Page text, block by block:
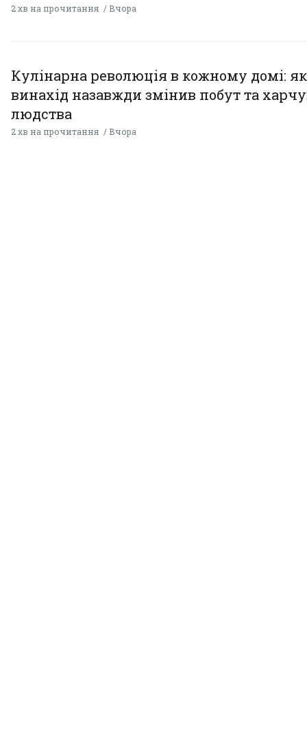
2 хв на прочитання Вчора
Кулінарна революція в кожному домі:
винахід назавжди змінив побут та
людства
2 хв на прочитання Вчора